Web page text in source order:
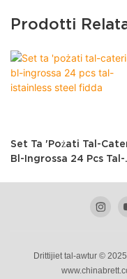
Prodotti
Set Ta 'pożati Tal-
Bl-Ingrossa 24 Pcs Tal-
Drittijiet tal-awtur ©